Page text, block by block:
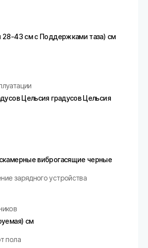
28-43 см с Поддержками таза) см
Цельсия градусов Цельсия
виброгасящие черные
зарядного устройства
см
пола